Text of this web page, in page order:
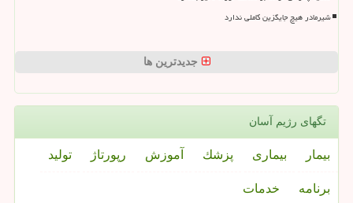
شیرمادر هیچ جایگزین کاملی ندارد
جدیدترین ها
تگهای رژیم آسان
بیمار بیماری پزشك آموزش رپورتاژ تولید
برنامه خدمات